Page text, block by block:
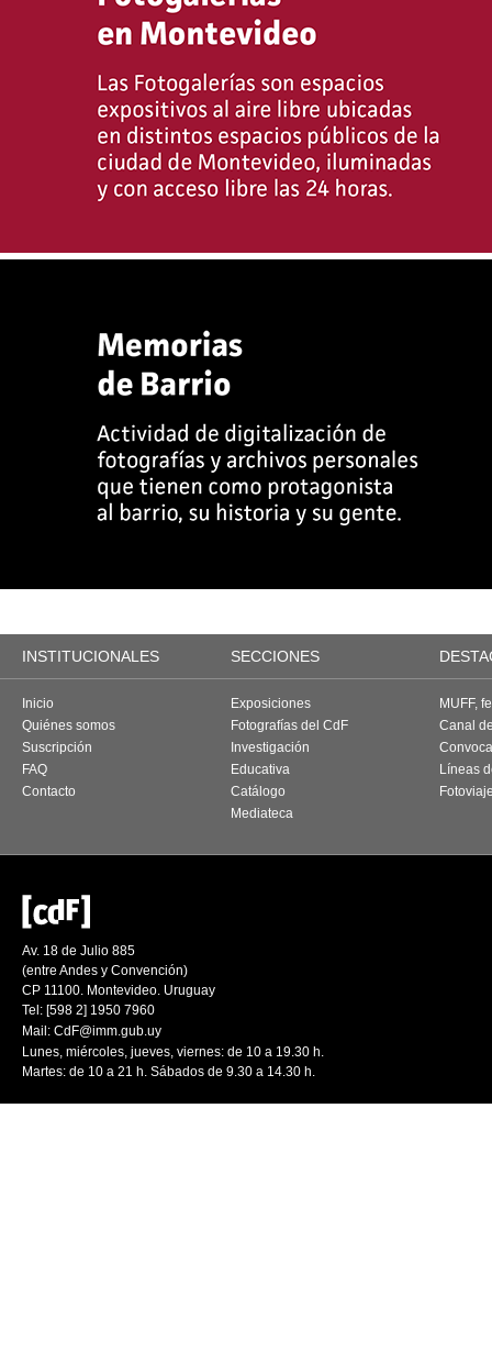
INSTITUCIONALES SECCIONES
Inicio
Quiénes somos
Suscripción
FAQ
Contacto
Exposiciones
Fotografías del CdF
Investigación
Educativa
Catálogo
Mediateca
MUFF,
Canal
Líneas
Av. 18 de Julio 885
(entre Andes y Convención)
CP 11100. Montevideo. Uruguay
Tel: [598 2] 1950 7960
Mail: CdF@imm.gub.uy
Lunes, miércoles, jueves, viernes: de 10 a 19.30 h.
Martes: de 10 a 21 h. Sábados de 9.30 a 14.30 h.